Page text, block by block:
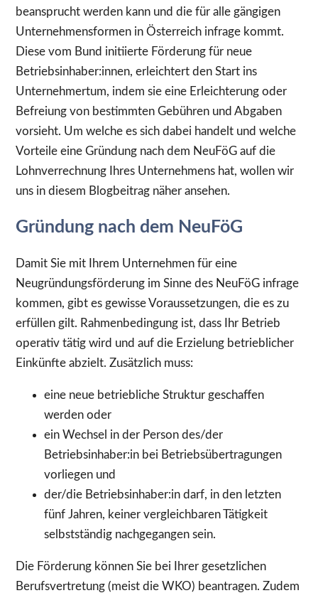
beansprucht werden kann und die für alle gängigen
Unternehmensformen in Österreich infrage kommt.
Diese vom Bund initiierte Förderung für neue
Betriebsinhaber:innen, erleichtert den Start ins
Unternehmertum, indem sie eine Erleichterung oder
Befreiung von bestimmten Gebühren und Abgaben
vorsieht. Um welche es sich dabei handelt und welche
Vorteile eine Gründung nach dem NeuFöG auf die
Lohnverrechnung Ihres Unternehmens hat, wollen wir
uns in diesem Blogbeitrag näher ansehen.
Gründung nach dem NeuFöG
Damit Sie mit Ihrem Unternehmen für eine
Neugründungsförderung im Sinne des NeuFöG infrage
kommen, gibt es gewisse Voraussetzungen, die es zu
erfüllen gilt. Rahmenbedingung ist, dass Ihr Betrieb
operativ tätig wird und auf die Erzielung betrieblicher
Einkünfte abzielt. Zusätzlich muss:
eine neue betriebliche Struktur geschaffen
werden oder
ein Wechsel in der Person des/der
Betriebsinhaber:in bei Betriebsübertragungen
vorliegen und
der/die Betriebsinhaber:in darf, in den letzten
fünf Jahren, keiner vergleichbaren Tätigkeit
selbstständig nachgegangen sein.
Die Förderung können Sie bei Ihrer gesetzlichen
Berufsvertretung (meist die WKO) beantragen. Zudem